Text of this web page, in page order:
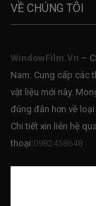
VỀ CHÚNG TÔI
WindowFilm.Vn –
Nam. Cung cấp các
vật liệu mới này.
đúng đắn hơn về
Chi tiết xin liên hệ
thoại:0982458648